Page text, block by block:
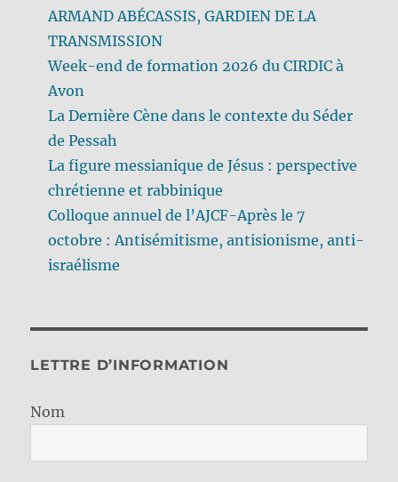
ARMAND ABÉCASSIS, GARDIEN DE LA
TRANSMISSION
Week-end de formation 2026 du CIRDIC à
Avon
La Dernière Cène dans le contexte du Séder
de Pessah
La figure messianique de Jésus : perspective
chrétienne et rabbinique
Colloque annuel de l’AJCF-Après le 7
octobre : Antisémitisme, antisionisme, anti-
israélisme
LETTRE D’INFORMATION
Nom